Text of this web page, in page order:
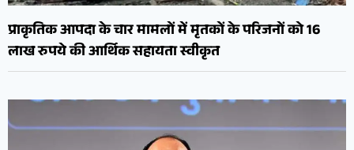
प्राकृतिक आपदा के चार मामलों में मृतकों के परिजनों को 16
लाख रुपये की आर्थिक सहायता स्वीकृत